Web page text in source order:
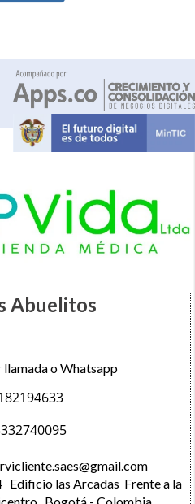
Abuelitos
o Whatsapp
Edificio las Arcadas Frente a la